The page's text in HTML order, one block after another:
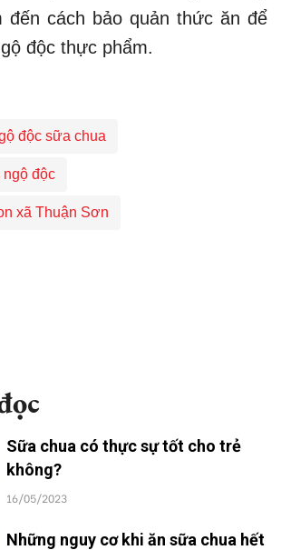
đến cách bảo quản thức ăn để
độc thực phẩm.
độc sữa chua
ngộ độc
xã Thuận Sơn
Sữa chua có thực sự tốt cho trẻ
không?
16/05/2023
Những nguy cơ khi ăn sữa chua hết